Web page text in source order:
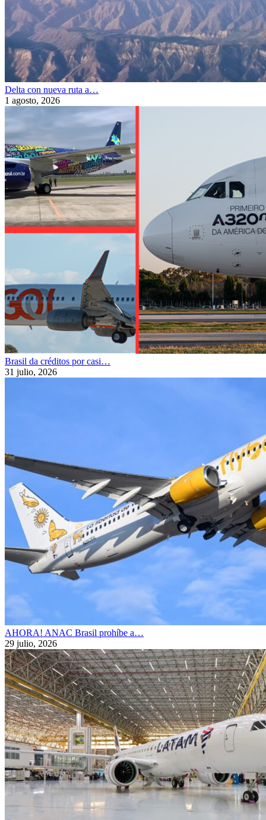
Delta con nueva ruta a…
1 agosto, 2026
Brasil da créditos por casi…
31 julio, 2026
AHORA! ANAC Brasil prohíbe a…
29 julio, 2026